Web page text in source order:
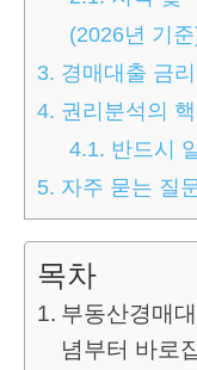
(2026년 기
3. 경매대출 금
4. 권리분석의
4.1. 반드시
5. 자주 묻는 질
목차
부동산경매
념부터 바로